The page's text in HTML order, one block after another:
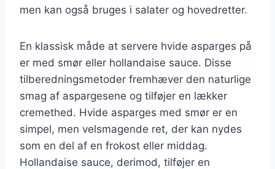
men kan også bruges i salater og hovedretter.
En klassisk måde at servere hvide asparges på
er med smør eller hollandaise sauce. Disse
tilberedningsmetoder fremhæver den naturlige
smag af aspargesene og tilføjer en lækker
cremethed. Hvide asparges med smør er en
simpel, men velsmagende ret, der kan nydes
som en del af en frokost eller middag.
Hollandaise sauce, derimod, tilføjer en